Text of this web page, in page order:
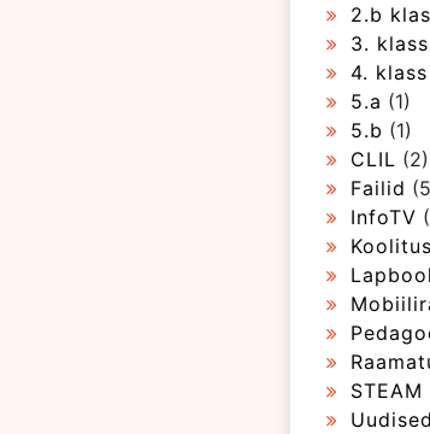
2.b
3. klass
4. klass
5.a (1)
5.b (1)
CLIL (2)
Failid
InfoTV
STEAM
Uudised